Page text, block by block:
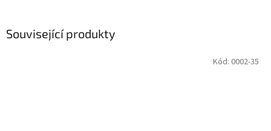
Související produkty
Kód: 0002-35